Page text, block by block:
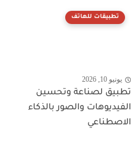
تطبيقات للهاتف
يونيو 10, 2026
تطبيق لصناعة وتحسين
الفيديوهات والصور بالذكاء
الاصطناعي